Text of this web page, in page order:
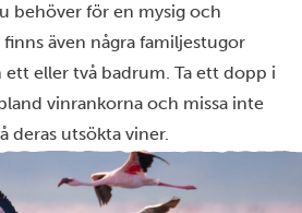
behöver för en mysig och
även några familjestugor
eller två badrum. Ta ett dopp i
vinrankorna och missa inte
deras utsökta viner.